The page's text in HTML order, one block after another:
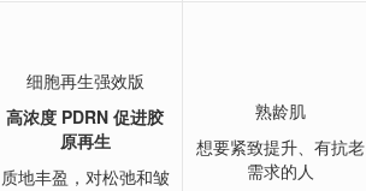
细胞再生强效版
高浓度 PDRN 促进胶
原再生
质地丰盈，对松弛和皱
熟龄肌
想要紧致提升、有抗老
需求的人